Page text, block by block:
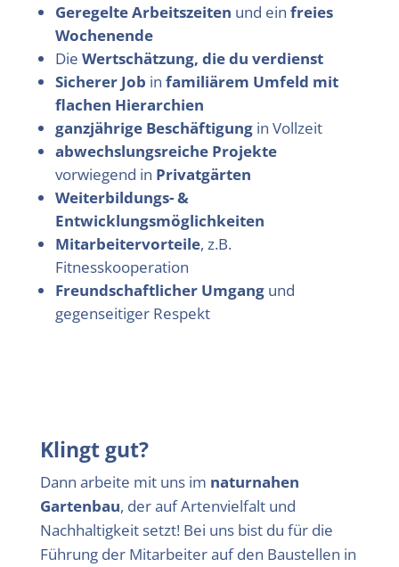
Geregelte Arbeitszeiten und ein freies
Wochenende
Die Wertschätzung, die du verdienst
Sicherer Job in familiärem Umfeld mit
flachen Hierarchien
ganzjährige Beschäftigungin Vollzeit
abwechslungsreiche Projekte
vorwiegend in Privatgärten
Weiterbildungs- &
Entwicklungsmöglichkeiten
Mitarbeitervorteile, z.B.
Fitnesskooperation
Freundschaftlicher Umgangund
gegenseitiger Respekt
Klingt gut?
Dann arbeite mit uns im naturnahen
Gartenbau, der auf Artenvielfalt und
Nachhaltigkeit setzt! Bei uns bist du für die
Führung der Mitarbeiter auf den Baustellen in